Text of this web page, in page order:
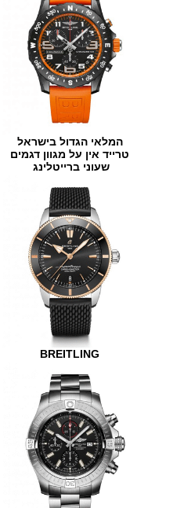
המלאי הגדול בישראל
טרייד אין על מגוון דגמים
שעוני ברייטלינג
BREITLING